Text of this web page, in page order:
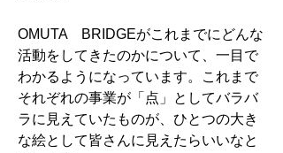
OMUTA　BRIDGEがこれまでにどんな
活動をしてきたのかについて、一目で
わかるようになっています。これまで
それぞれの事業が「点」としてバラバ
ラに見えていたものが、ひとつの大き
な絵として皆さんに見えたらいいなと